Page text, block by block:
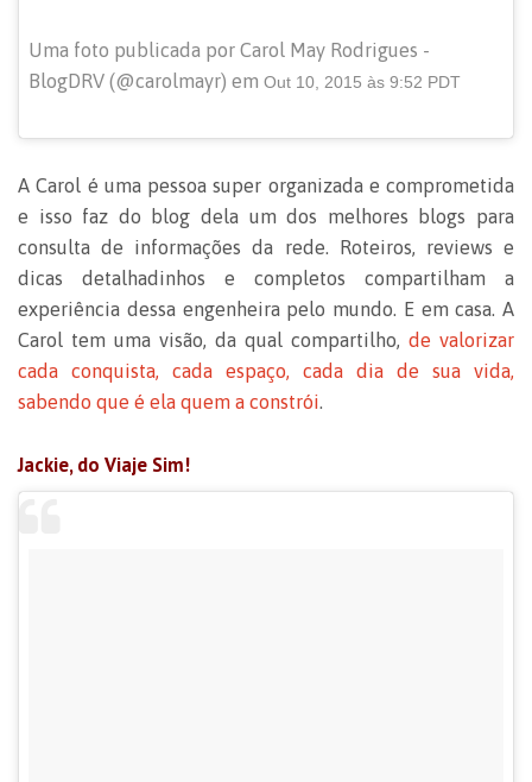
Uma foto publicada por Carol May Rodrigues -
BlogDRV (@carolmayr) em Out 10, 2015 às 9:52 PDT
A Carol é uma pessoa super organizada e comprometida
e isso faz do blog dela um dos melhores blogs para
consulta de informações da rede. Roteiros, reviews e
dicas detalhadinhos e completos compartilham a
experiência dessa engenheira pelo mundo. E em casa. A
Carol tem uma visão, da qual compartilho, de valorizar
cada conquista, cada espaço, cada dia de sua vida,
sabendo que é ela quem a constrói.
Jackie, do Viaje Sim!